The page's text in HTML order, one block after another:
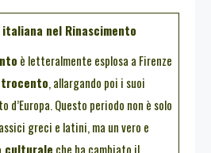
italiana nel Rinascimento
è letteralmente esplosa a Firenze
, allargando poi i suoi
d’Europa. Questo periodo non è solo
greci e latini, ma un vero e
culturale che ha cambiato il